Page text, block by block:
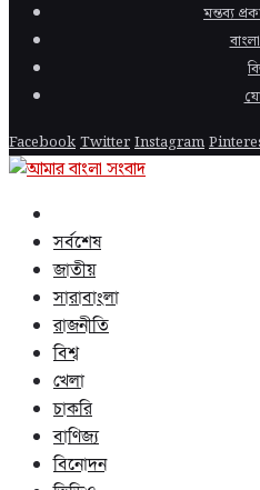
মন্তব্য
FacebookTwitterInstagram
সর্বশেষ
জাতীয়
সারাবাংলা
রাজনীতি
বিশ্ব
খেলা
চাকরি
বাণিজ্য
বিনোদন